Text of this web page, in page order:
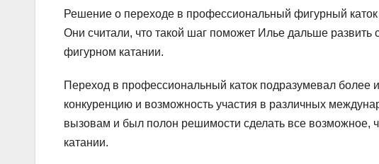
Решение о переходе в профессиональный фигурный
Они считали, что такой шаг поможет Илье дальше
фигурном катании.
Переход в профессиональный каток подразумевал более
конкуренцию и возможность участия в различных
вызовам и был полон решимости сделать все возможное,
катании.